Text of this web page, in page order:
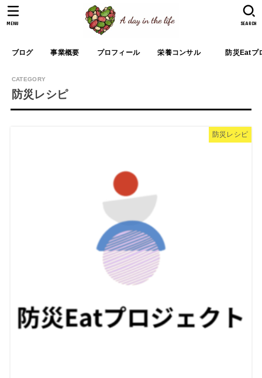
ブログ 事業概要 プロフィール 栄養コンサル 防災Eatプ
SEARCH
MENU
防災レシピ
防災レシピ